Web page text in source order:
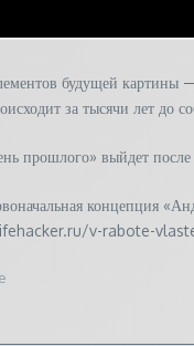
будущей картины
за тысячи лет до
прошлого» выйдет
концепция
v-rabote-